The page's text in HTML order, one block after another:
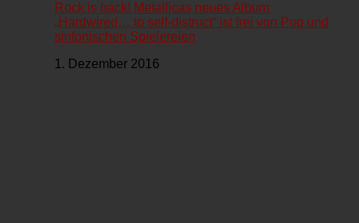
Rock is back! Metallicas neues Album
„Hardwired… to self-distruct“ ist frei von Pop und
sinfonischen Spielereien
1. Dezember 2016